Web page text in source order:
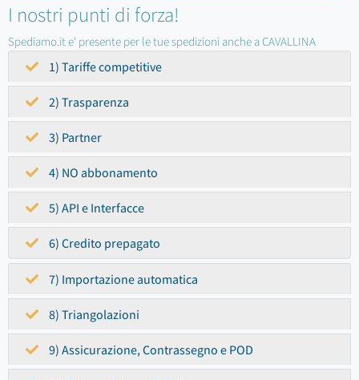
I nostri punti di forza!
Spediamo.it e' presente per le tue spedizioni anche a CAVALLINA
1) Tariffe competitive
2) Trasparenza
3) Partner
4) NO abbonamento
5) API e Interfacce
6) Credito prepagato
7) Importazione automatica
8) Triangolazioni
9) Assicurazione, Contrassegno e POD